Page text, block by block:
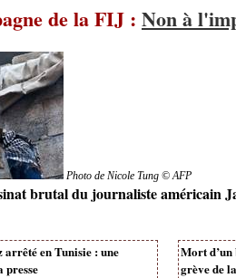
de la FIJ : Non à
Photo de Nicole Tung © AFP
brutal du journaliste américain
en Tunisie : une
presse
Mort
grève de